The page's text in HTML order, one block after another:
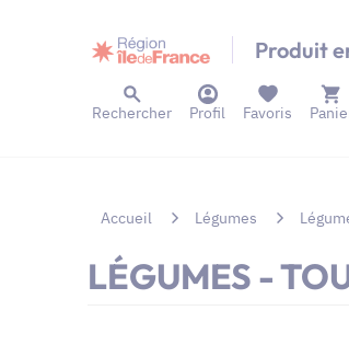
Produit
Rechercher Profil Favoris
Accueil Légumes
LÉGUMES -